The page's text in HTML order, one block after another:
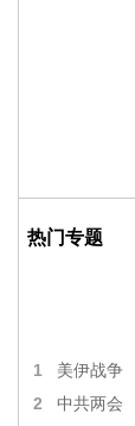
热门专题
1 美伊战争
2 中共两会